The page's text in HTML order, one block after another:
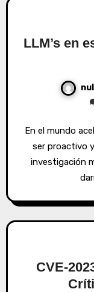
LLM’s en
En el mundo acelerado de la ciberseguridad, uno debe
ser proactivo
investigación
CVE-